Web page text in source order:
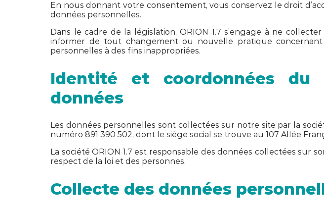
En nous donnant votre consentement, vous conservez le droit
données personnelles.
Dans le cadre de la législation, ORION 1.7 s’engage à ne
informer de tout changement ou nouvelle pratique
personnelles à des fins inappropriées.
Identité et coordonnées du
données
Les données personnelles sont collectées sur notre site par la
numéro 891 390 502, dont le siège social se trouve au 107 Allée
La société ORION 1.7 est responsable des données collectées
respect de la loi et des personnes.
Collecte des données